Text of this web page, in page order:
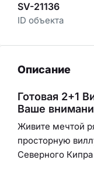
SV-21136
ID объекта
Описание
Готовая 2+1
Ваше
Живите мечтой
просторную
Северного